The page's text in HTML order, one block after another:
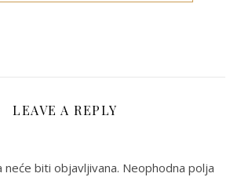
LEAVE A REPLY
neće biti objavljivana. Neophodna polja